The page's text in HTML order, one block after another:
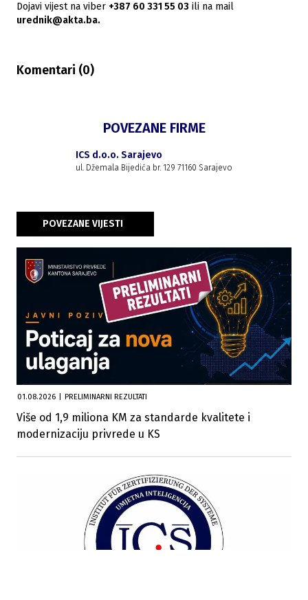
Dojavi vijest na viber +387 60 331 55 03 ili na mail
urednik@akta.ba.
Komentari (0)
POVEZANE FIRME
ICS d.o.o. Sarajevo
ul. Džemala Bijedića br. 129 71160 Sarajevo
POVEZANE VIJESTI
01.08.2026 PRELIMINARNI REZULTATI
Više od 1,9 miliona KM za standarde kvalitete i
modernizaciju privrede u KS